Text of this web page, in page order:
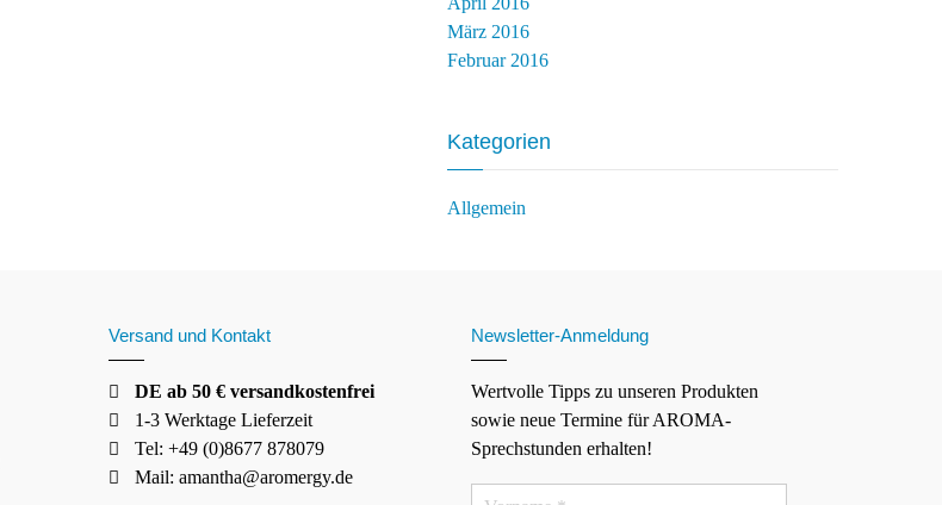
März 2016
Februar 2016
Kategorien
Allgemein
Versand und Kontakt
DE ab 50 € versandkostenfrei
1-3 Werktage Lieferzeit
Tel: +49 (0)8677 878079
Mail:amantha@aromergy.de
Newsletter-Anmeldung
Wertvolle Tipps zu unseren Produkten
sowie neue Termine für AROMA-
Sprechstunden erhalten!